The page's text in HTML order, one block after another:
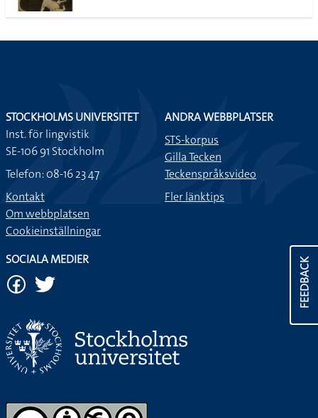
FEEDBACK
STOCKHOLMS UNIVERSITET
Inst. för lingvistik
SE-106 91 Stockholm
Telefon: 08-16 23 47
Kontakt
Om webbplatsen
Cookieinställningar
ANDRA WEBBPLATSER
STS-korpus
Gilla Tecken
Teckenspråksvideo
Fler länktips
SOCIALA MEDIER